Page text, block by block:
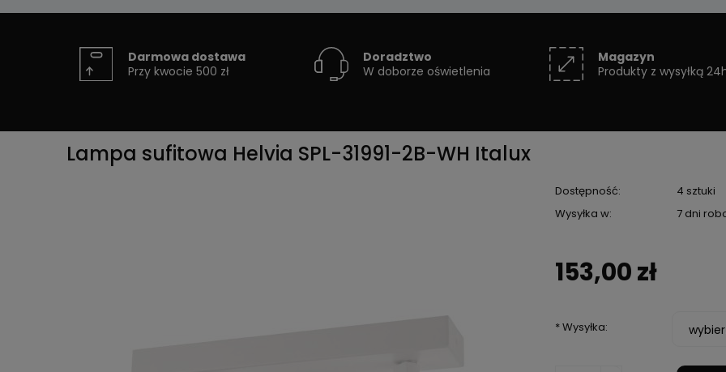
Darmowa dostawa
Przy kwocie 500 zł
Doradztwo
W doborze oświetlenia
Magazyn
Produkty z wysyłką
Lampa sufitowa Helvia SPL-31991-2B-WH Italux
Dostępność:
4 sztuki
Wysyłka w:
7 dni
153,00 zł
*Wysyłka: